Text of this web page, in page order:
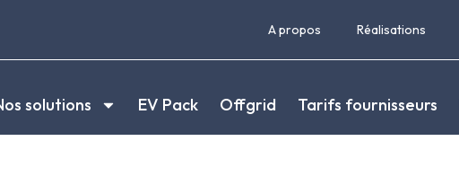
A propos Réalisations
solutions EV Pack Offgrid Tarifs fournisseurs